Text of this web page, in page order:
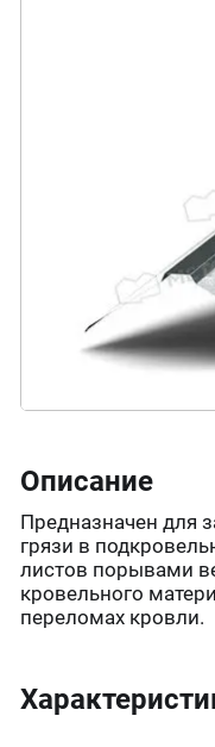
Описание
Предназначен для
грязи в
листов порывами
кровельного
переломах кровли.